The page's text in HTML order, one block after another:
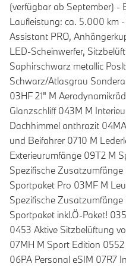
(verfügbar ab September)
Laufleistung: ca. 5.000 km
Assistant PRO,
LED-Scheinwerfer,
Saphirschwarz metallic
Schwarz/Atlasgrau
03HF 21" M
Glanzschliff 043M M
Dachhimmel anthrazit
und Beifahrer 0710 M
Exterieurumfänge 09T2 M
Spezifische
Sportpaket Pro 03MF M
Spezifische
Sportpaket inkl.Ö-Paket!
0453 Aktive Sitzbelüftung
07MH M Sport Edition
06PA Personal eSIM 07R7